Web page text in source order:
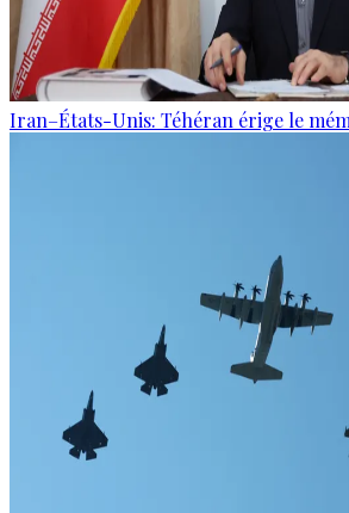
Iran–États-Unis: Téhéran érige le